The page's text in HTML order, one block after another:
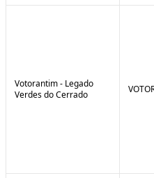
Votorantim - Legado
Verdes do Cerrado